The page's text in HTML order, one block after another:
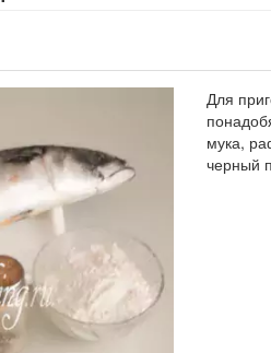
Для
мука,
черный